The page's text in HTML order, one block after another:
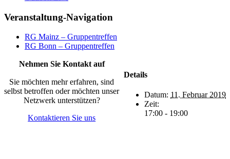
Veranstaltung-Navigation
RG Mainz – Gruppentreffen
RG Bonn – Gruppentreffen
Details
Datum: 11. Februar 2019
Zeit:
17:00 - 19:00
Nehmen Sie Kontakt auf
Sie möchten mehr erfahren, sind
selbst betroffen oder möchten unser
Netzwerk unterstützen?
Kontaktieren Sie uns